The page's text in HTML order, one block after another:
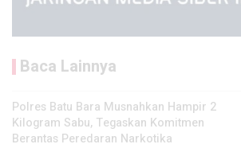
Baca Lainnya
Polres Batu Bara Musnahkan Hampir 2
Kilogram Sabu, Tegaskan Komitmen
Berantas Peredaran Narkotika